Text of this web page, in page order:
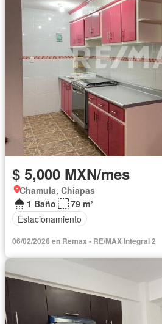
$ 5,000 MXN/mes
Chamula, Chiapas
1 Baño
79 m²
Estacionamiento
06/02/2026 en Remax - RE/MAX Integral 2